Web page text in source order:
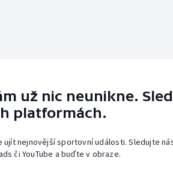
už nic neunikne.
platformách.
ujít nejnovější sportovní události. Sledujte
či YouTube a buďte v obraze.